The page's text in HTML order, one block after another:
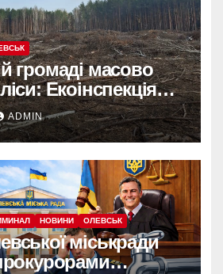
громаді масово
Екоінспекція
ADMIN
НОВИНИ ОЛЕВСЬК
міськради